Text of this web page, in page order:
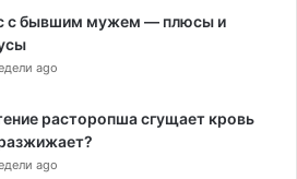
с бывшим мужем — плюсы и
ago
расторопша сгущает кровь
ago